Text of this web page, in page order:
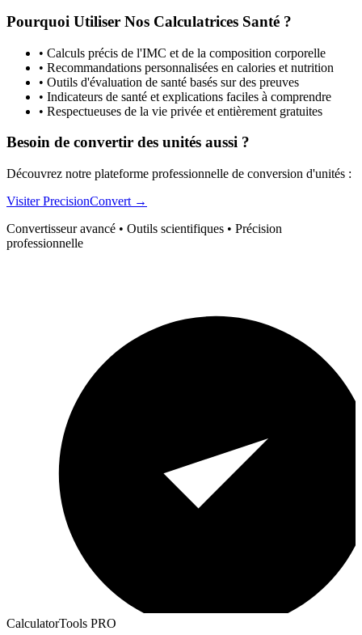
Pourquoi Utiliser Nos Calculatrices Santé ?
• Calculs précis de l'IMC et de la composition corporelle
• Recommandations personnalisées en calories et nutrition
• Outils d'évaluation de santé basés sur des preuves
• Indicateurs de santé et explications faciles à comprendre
• Respectueuses de la vie privée et entièrement gratuites
Besoin de convertir des unités aussi ?
Découvrez notre plateforme professionnelle de conversion d'unités :
Visiter PrecisionConvert →
Convertisseur avancé • Outils scientifiques • Précision
professionnelle
CalculatorTools PRO